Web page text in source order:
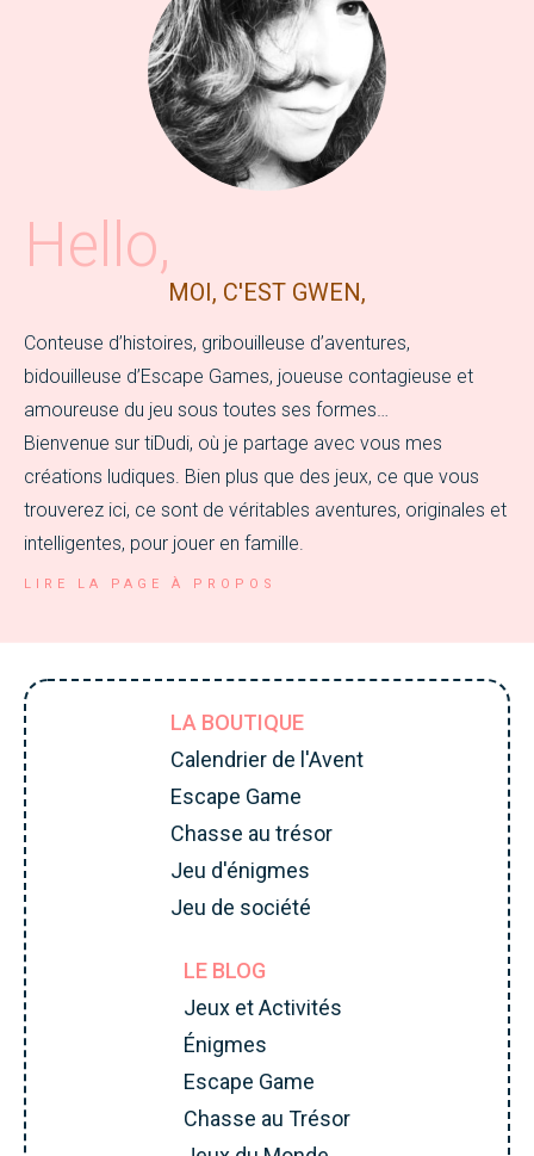
Hello,
MOI, C'EST GWEN,
Conteuse d’histoires, gribouilleuse d’aventures,
bidouilleuse d’Escape Games, joueuse contagieuse et
amoureuse du jeu sous toutes ses formes…
Bienvenue sur tiDudi, où je partage avec vous mes
créations ludiques. Bien plus que des jeux, ce que vous
trouverez ici, ce sont de véritables aventures, originales et
intelligentes, pour jouer en famille.
LIRE LA PAGE À PROPOS
LA BOUTIQUE
Calendrier de l'Avent
Escape Game
Chasse au trésor
Jeu d'énigmes
Jeu de société
LE BLOG
Jeux et Activités
Énigmes
Escape Game
Chasse au Trésor